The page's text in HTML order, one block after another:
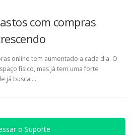
com compras
online tem aumentado a cada dia. O
físico, mas já tem uma forte
já busca …
o Suporte